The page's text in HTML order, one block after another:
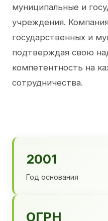
муниципальные и
учреждения.
государственных и
подтверждая свою
компетентность на
сотрудничества.
2001
Год основания
ОГРН